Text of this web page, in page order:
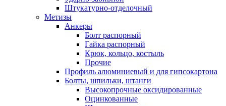
Штукатурно-отделочный
Метизы
Анкеры
Болт распорный
Гайка распорный
Крюк, кольцо, костыль
Прочие
Профиль алюминиевый и для гипсокартона
Болты, шпильки, штанги
Высокопрочные оксидированные
Оцинкованные